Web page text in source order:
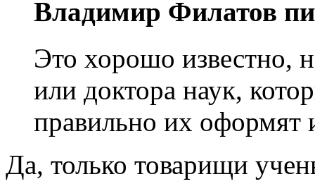
Владимир Филатов
Это хорошо известно,
или доктора наук,
правильно их оформят
Да, только товарищи